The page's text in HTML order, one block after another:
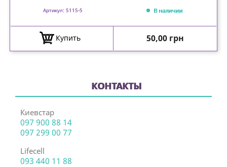
Артикул: 5115-5 В наличии
Купить Цена
50,00 грн
КОНТАКТЫ
Киевстар
097 900 88 14
097 299 00 77
Lifecell
093 440 11 88